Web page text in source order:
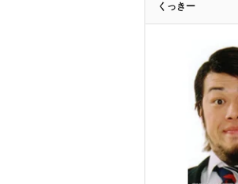
くっきー